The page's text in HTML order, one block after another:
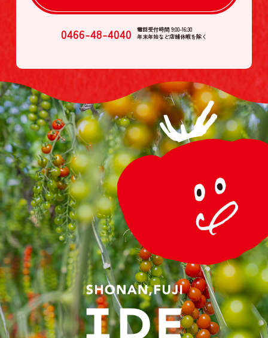
0466-48-4040
電話受付時間 9:00-16:30
年末年始など店舗休暇を除く